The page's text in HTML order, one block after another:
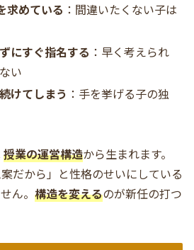
求めている ：間違いたくない子は
にすぐ指名する ：早く考えられ
い
けてしまう ：手を挙げる子の独
授業の運営構造から生まれます。
だから」と性格のせいにしている
ん。 構造を変えるのが新任の打つ